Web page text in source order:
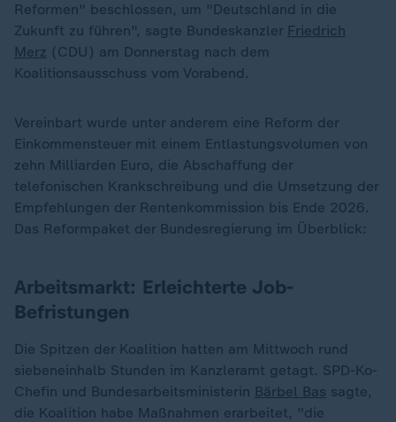
Reformen" beschlossen, um "Deutschland in die
Zukunft zu führen", sagte Bundeskanzler Friedrich
Merz (CDU) am Donnerstag nach dem
Koalitionsausschuss vom Vorabend.
Vereinbart wurde unter anderem eine Reform der
Einkommensteuer mit einem Entlastungsvolumen von
zehn Milliarden Euro, die Abschaffung der
telefonischen Krankschreibung und die Umsetzung der
Empfehlungen der Rentenkommission bis Ende 2026.
Das Reformpaket der Bundesregierung im Überblick:
Arbeitsmarkt: Erleichterte Job-
Befristungen
Die Spitzen der Koalition hatten am Mittwoch rund
siebeneinhalb Stunden im Kanzleramt getagt. SPD-Ko-
Chefin und Bundesarbeitsministerin Bärbel Bas sagte,
die Koalition habe Maßnahmen erarbeitet, "die